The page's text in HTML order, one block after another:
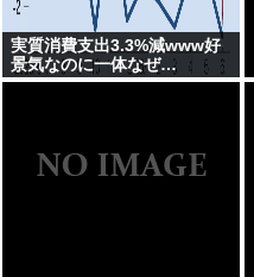
実質消費支出3.3%減www好
景気なのに一体なぜ…